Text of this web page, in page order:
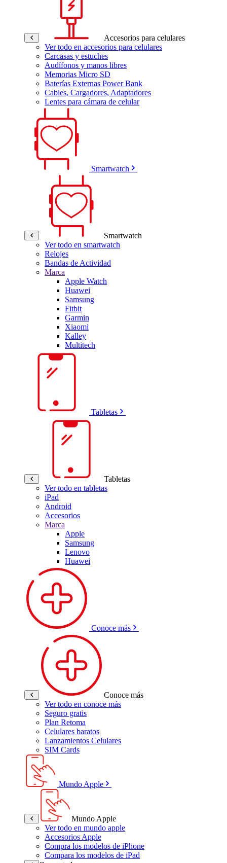
Accesorios para celulares
Ver todo en accesorios para celulares
Carcasas y estuches
Audífonos y manos libres
Memorias Micro SD
Baterías Externas Power Bank
Cables, Cargadores, Adaptadores
Lentes para cámara de celular
Smartwatch
Smartwatch
Ver todo en smartwatch
Relojes
Bandas de Actividad
Marca
Apple Watch
Huawei
Samsung
Fitbit
Garmin
Xiaomi
Kalley
Multitech
Tabletas
Tabletas
Ver todo en tabletas
iPad
Android
Accesorios
Marca
Apple
Samsung
Lenovo
Huawei
Conoce más
Conoce más
Ver todo en conoce más
Seguro gratis
Plan Retoma
Celulares baratos
Lanzamientos Celulares
SIM Cards
Mundo Apple
Mundo Apple
Ver todo en mundo apple
Accesorios Apple
Compra los modelos de iPhone
Compara los modelos de iPad